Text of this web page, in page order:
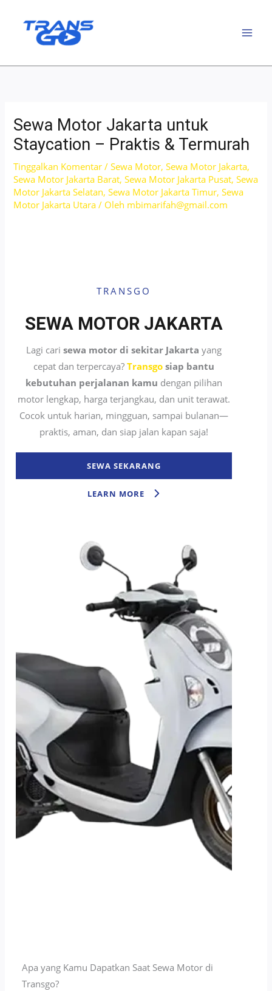
Sewa Motor Jakarta untuk
Staycation – Praktis & Termurah
Tinggalkan Komentar /Sewa Motor,Sewa Motor Jakarta,
Sewa Motor Jakarta Barat,Sewa Motor Jakarta Pusat,Sewa
Motor Jakarta Selatan,Sewa Motor Jakarta Timur,Sewa
Motor Jakarta Utara / Oleh mbimarifah@gmail.com
TRANSGO
SEWA MOTOR JAKARTA
Lagi cari sewa motor di sekitar Jakarta yang
cepat dan terpercaya? Transgo siap bantu
kebutuhan perjalanan kamu dengan pilihan
motor lengkap, harga terjangkau, dan unit terawat.
Cocok untuk harian, mingguan, sampai bulanan—
praktis, aman, dan siap jalan kapan saja!
SEWA SEKARANG
LEARN MORE
Apa yang Kamu Dapatkan Saat Sewa Motor di
Transgo?